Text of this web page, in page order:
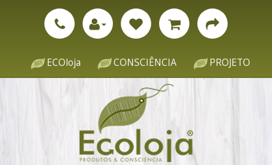
ECOloja CONSCIÊNCIA PROJETO